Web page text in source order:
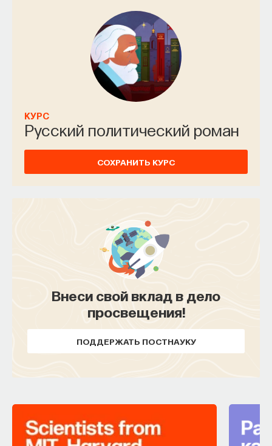
КУРС
Русский политический роман
СОХРАНИТЬ КУРС
Внеси свой вклад в дело
просвещения!
ПОДДЕРЖАТЬ ПОСТНАУКУ